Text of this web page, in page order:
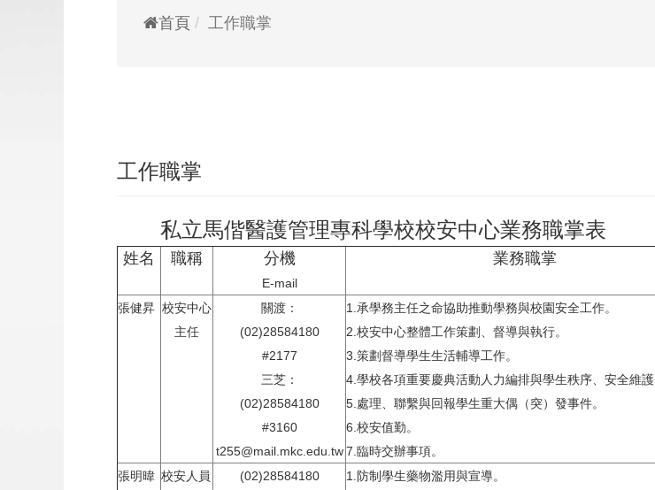
首頁 工作職掌
工作職掌
私立馬偕醫護管理專科學校校安中心業務職掌表
姓名 職稱 分機
E-mail
業務職掌
張健昇 校安中心
主任
關渡：
(02)28584180
#2177
三芝：
(02)28584180
#3160
t255@mail.mkc.edu.tw
1.承學務主任之命協助推動學務與校園安全工作。
2.校安中心整體工作策劃、督導與執行。
3.策劃督導學生生活輔導工作。
4.學校各項重要慶典活動人力編排與學生秩序、安全維護
5.處理、聯繫與回報學生重大偶（突）發事件。
6.校安值勤。
7.臨時交辦事項。
張明暐 校安人員
(02)28584180
1.防制學生藥物濫用與宣導。